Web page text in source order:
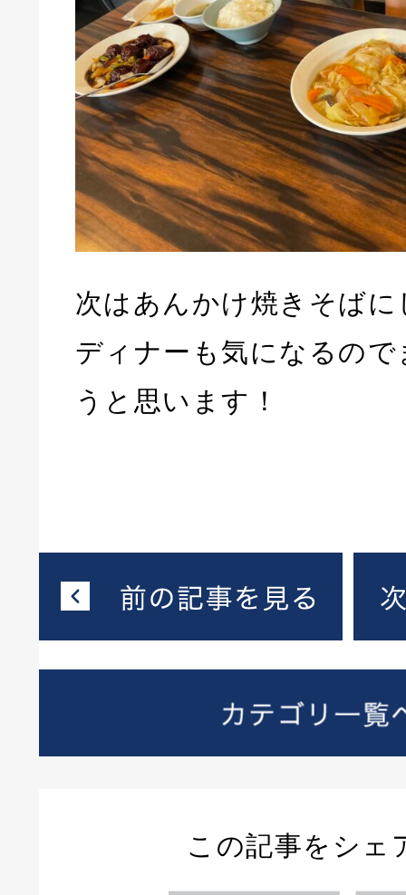
次はあんかけ焼きそば
ディナーも気になるの
うと思います！
この記事をシェ